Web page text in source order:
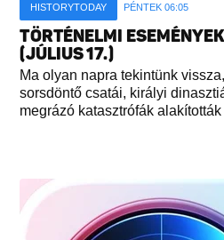
HISTORYTODAY PÉNTEK 06:05
TÖRTÉNELMI
(JÚLIUS 17.)
Ma olyan napra tekintünk
sorsdöntő csatái, királyi
megrázó katasztrófák